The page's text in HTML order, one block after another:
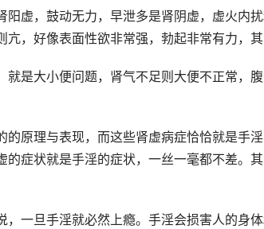
阳虚，鼓动无力，早泄多是肾阴虚，虚火内
亢，好像表面性欲非常强，勃起非常有力，
就是大小便问题，肾气不足则大便不正常，
的原理与表现，而这些肾虚病症恰恰就是手
的症状就是手淫的症状，一丝一毫都不差。
，一旦手淫就必然上瘾。手淫会损害人的身